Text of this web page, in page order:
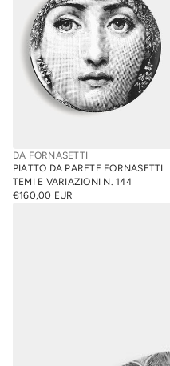
DA FORNASETTI
PIATTO DA PARETE FORNASETTI
TEMI E VARIAZIONI N. 144
PREZZO
€160,00 EUR